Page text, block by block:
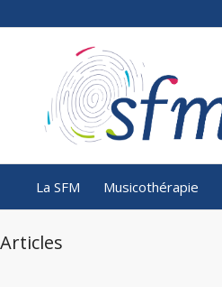
La SFM Musicothérapie
Articles